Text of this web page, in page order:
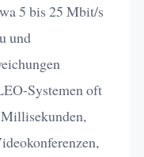
5 bis 25 Mbit/s
und
Systemen oft